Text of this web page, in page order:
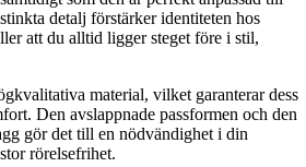
detalj förstärker identiteten hos
att du alltid ligger steget före i stil,
material, vilket garanterar dess
Den avslappnade passformen och den
gör det till en nödvändighet i din
rörelsefrihet.